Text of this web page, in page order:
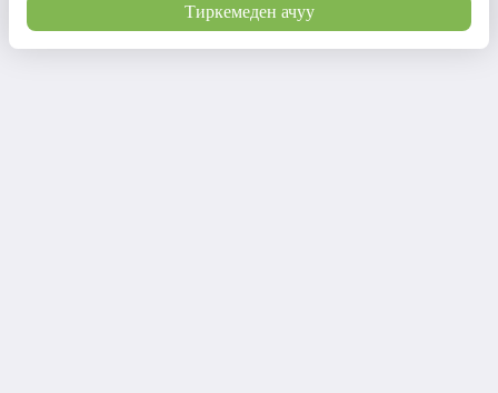
Тиркемеден ачуу